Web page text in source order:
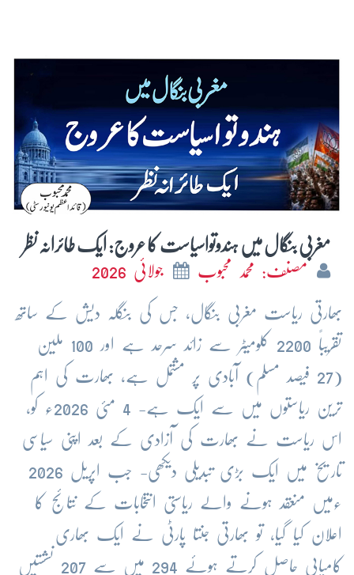
مغربی بنگال میں ہندوتواسیاست کا عروج: ایک طائرانہ نظر
مصنف: محمد محبوب جولائی 2026
بھارتی ریاست مغربی بنگال، جس کی بنگلہ دیش کے ساتھ
تقریباً 2200 کلومیٹر سے زائد سرحد ہے اور 100 ملین
(27 فیصد مسلم) آبادی پر مشتمل ہے، بھارت کی اہم
ترین ریاستوں میں سے ایک ہے- 4 مئی 2026ء کو،
اس ریاست نے بھارت کی آزادی کے بعد اپنی سیاسی
تاریخ میں ایک بڑی تبدیلی دیکھی- جب اپریل 2026
ءمیں منعقد ہونے والے ریاستی انتخابات کے نتائج کا
اعلان کیا گیا، تو بھارتی جنتا پارٹی نے ایک بھاری
کامیابی حاصل کرتے ہوئے 294 میں سے 207 نشستیں